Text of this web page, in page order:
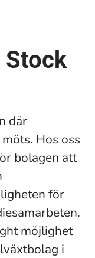
där
Hos oss
bolagen att
för
möjlighet
i